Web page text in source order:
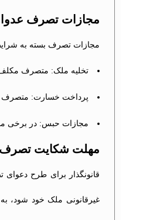
مجازات تصرف
مجازات تصرف بسته به
تخلیه ملک: متصرف
پرداخت خسارت: متصرف
مجازات حبس: در برخی
مهلت شکایت تصرف
قانونگذار برای طرح
غیرقانونی ملک خود شود،